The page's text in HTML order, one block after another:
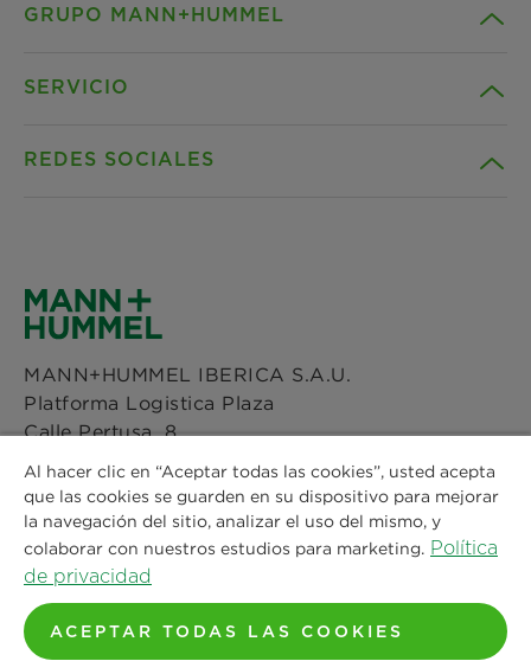
GRUPO MANN+HUMMEL
Noticias & Prensa
Ubicaciones
SERVICIO
Política de privacidad
Pie de imprenta
REDES SOCIALES
Instagram
LinkedIn
YouTube
MANN+HUMMEL IBERICA S.A.U.
Platforma Logistica Plaza
Calle Pertusa, 8
50197 Zaragoza
Tel: +34 976 28 7300
Fax: +34 976 28 7404
Email:pedidosia@mann-hummel.com
Nuestras Ubicaciones
Al hacer clic en “Aceptar todas las cookies”, usted acepta
que las cookies se guarden en su dispositivo para mejorar
la navegación del sitio, analizar el uso del mismo, y
colaborar con nuestros estudios para marketing. Política
de privacidad
ACEPTAR TODAS LAS COOKIES